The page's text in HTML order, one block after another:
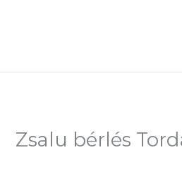
Zsalu bérlés